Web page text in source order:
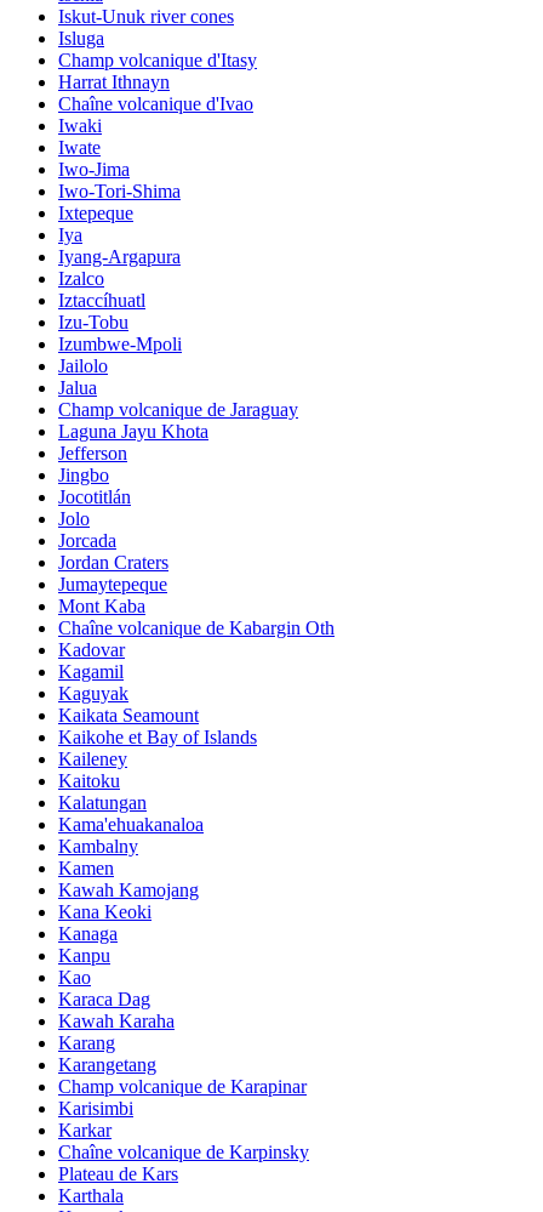
Iskut-Unuk river cones
Isluga
Champ volcanique d'Itasy
Harrat Ithnayn
Chaîne volcanique d'Ivao
Iwaki
Iwate
Iwo-Jima
Iwo-Tori-Shima
Ixtepeque
Iya
Iyang-Argapura
Izalco
Iztaccíhuatl
Izu-Tobu
Izumbwe-Mpoli
Jailolo
Jalua
Champ volcanique de Jaraguay
Laguna Jayu Khota
Jefferson
Jingbo
Jocotitlán
Jolo
Jorcada
Jordan Craters
Jumaytepeque
Mont Kaba
Chaîne volcanique de Kabargin Oth
Kadovar
Kagamil
Kaguyak
Kaikata Seamount
Kaikohe et Bay of Islands
Kaileney
Kaitoku
Kalatungan
Kama'ehuakanaloa
Kambalny
Kamen
Kawah Kamojang
Kana Keoki
Kanaga
Kanpu
Kao
Karaca Dag
Kawah Karaha
Karang
Karangetang
Champ volcanique de Karapinar
Karisimbi
Karkar
Chaîne volcanique de Karpinsky
Plateau de Kars
Karthala